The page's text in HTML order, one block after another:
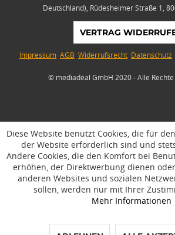
Deutschland), Rüdesheimer Straße 1,
VERTRAG
Impressum AGB Widerrufsrecht Datenschutz
© mediadeal GmbH 2020 - Alle
Diese Website benutzt Cookies, die für
der Website erforderlich sind und
Andere Cookies, die den Komfort bei
erhöhen, der Direktwerbung dienen
anderen Websites und sozialen
sollen, werden nur mit Ihrer
Mehr Informationen